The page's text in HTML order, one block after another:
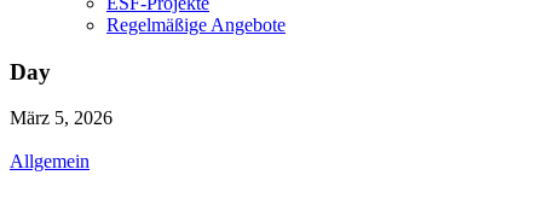
Regelmäßige Angebote
Day
März 5, 2026
Allgemein